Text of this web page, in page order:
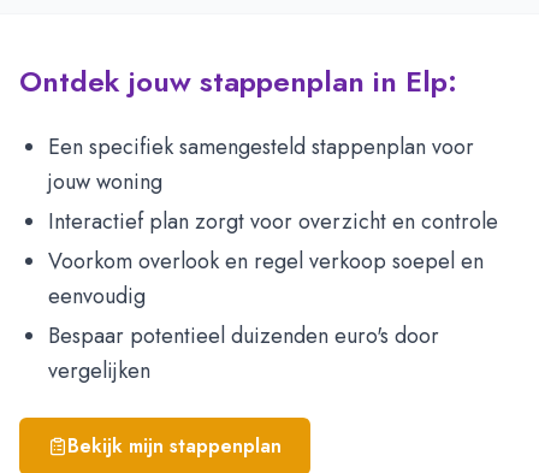
Ontdek jouw stappenplan in Elp:
Een specifiek samengesteld stappenplan voor
jouw woning
Interactief plan zorgt voor overzicht en controle
Voorkom overlook en regel verkoop soepel en
eenvoudig
Bespaar potentieel duizenden euro's door
vergelijken
Bekijk mijn stappenplan